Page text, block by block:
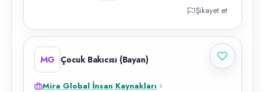
Şikayet et
MG Çocuk Bakıcısı (Bayan)
Mira Global İnsan Kaynakları